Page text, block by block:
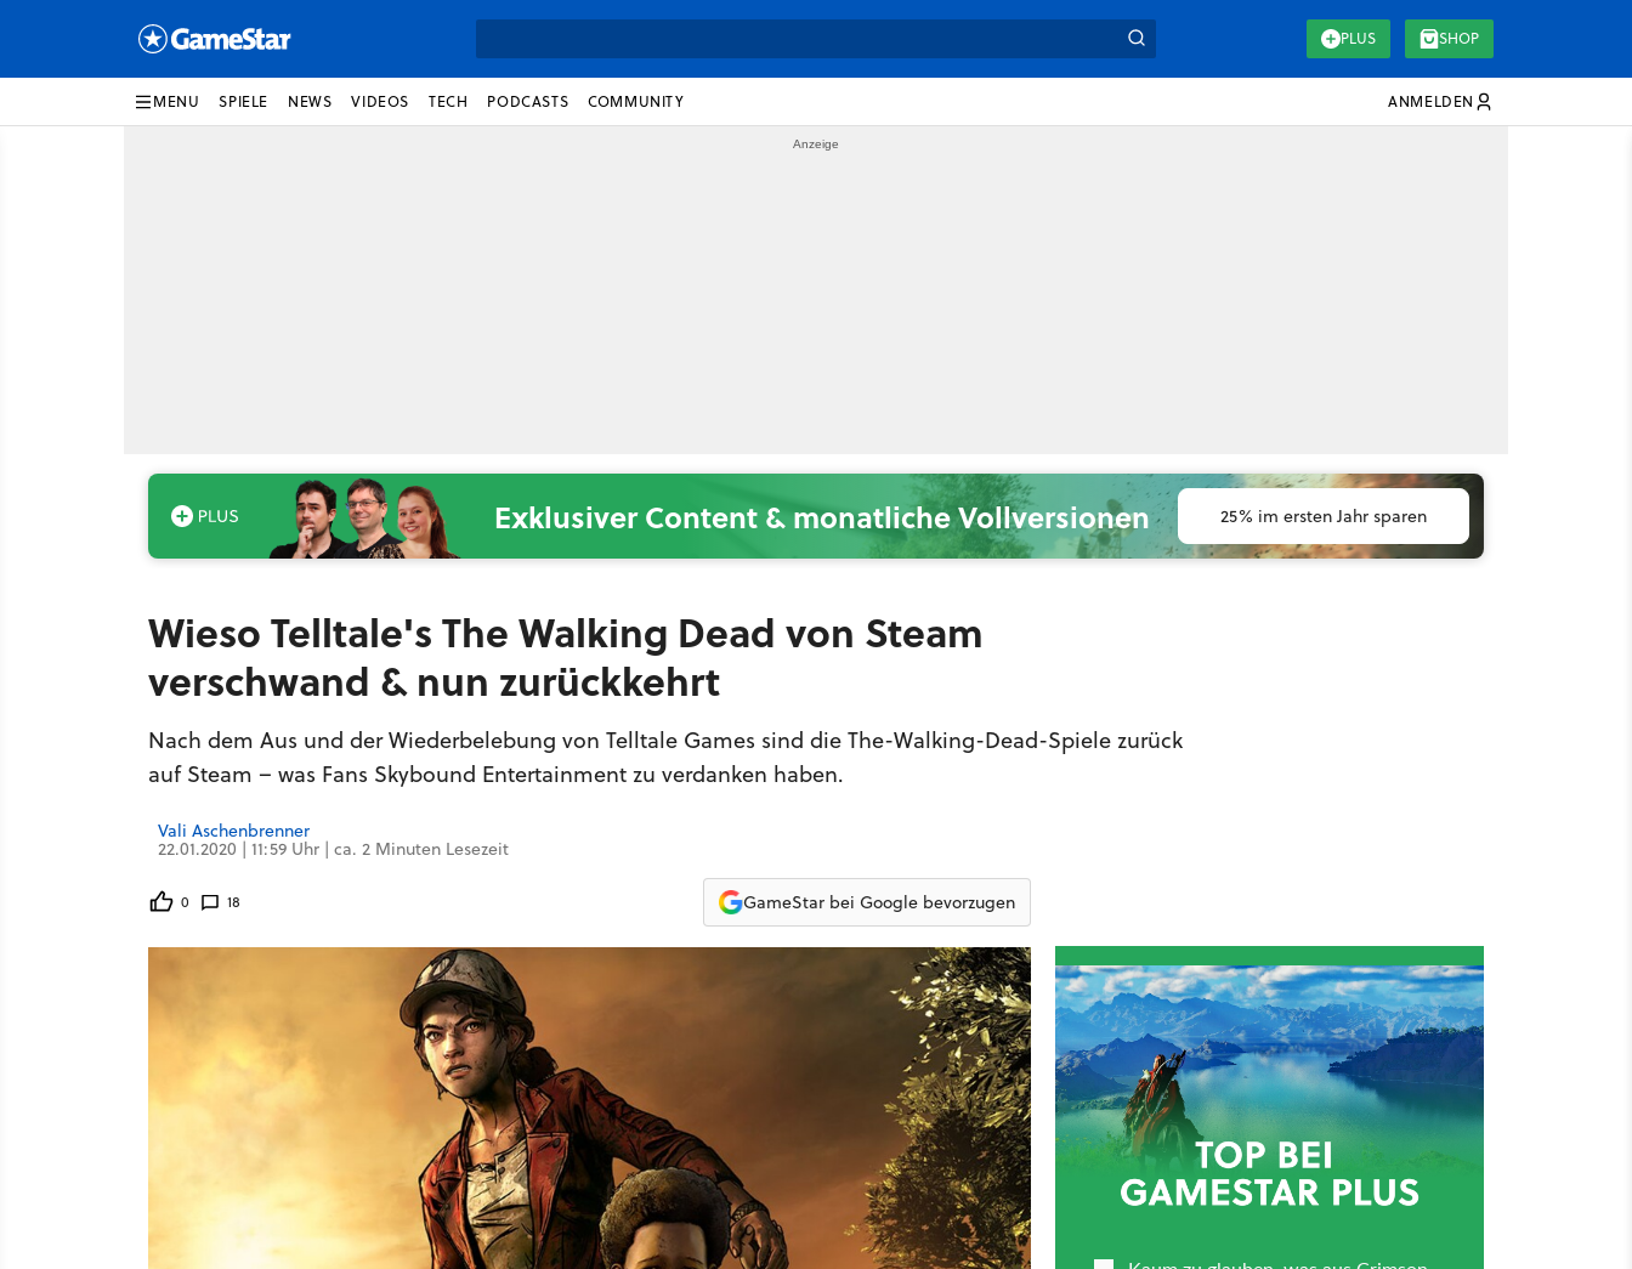
PLUS SHOP
MENU SPIELE NEWS VIDEOS TECH PODCASTS COMMUNITY ANMELDEN
Exklusiver Content & monatliche Vollversionen 25% im ersten Jahr sparen
Wieso Telltale's The Walking Dead von Steam
verschwand & nun zurückkehrt
Nach dem Aus und der Wiederbelebung von Telltale Games sind die The-Walking-Dead-Spiele zurück
auf Steam – was Fans Skybound Entertainment zu verdanken haben.
Vali Aschenbrenner
22.01.2020 | 11:59 Uhr | ca. 2 Minuten Lesezeit
0 18 GameStar bei Google bevorzugen